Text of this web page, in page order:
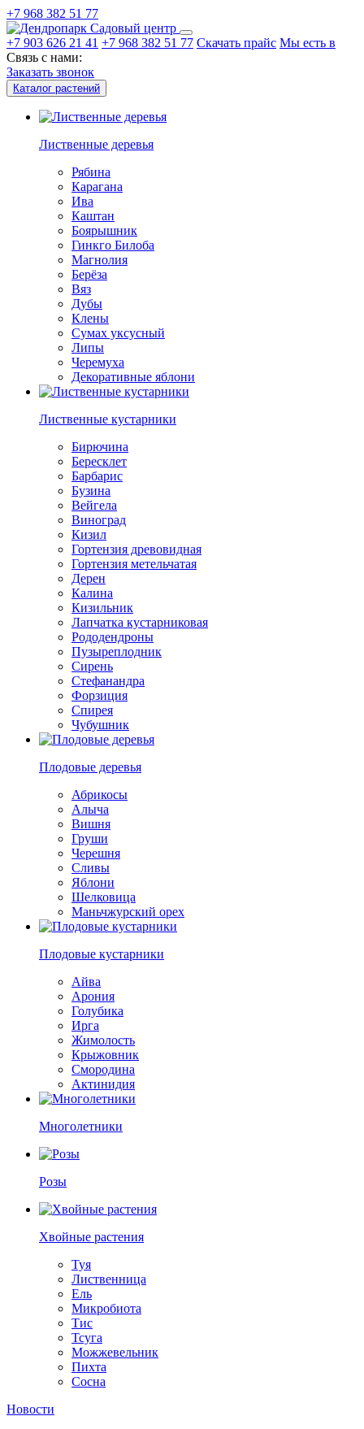
+7 968 382 51 77
Садовый центр
+7 903 626 21 41 +7 968 382 51 77 Скачать прайс Мы есть в
Связь с нами:
Заказать звонок
Каталог растений
Лиственные деревья
Рябина
Карагана
Ива
Каштан
Боярышник
Гинкго Билоба
Магнолия
Берёза
Вяз
Дубы
Клены
Сумах уксусный
Липы
Черемуха
Декоративные яблони
Лиственные кустарники
Бирючина
Бересклет
Барбарис
Бузина
Вейгела
Виноград
Кизил
Гортензия древовидная
Гортензия метельчатая
Дерен
Калина
Кизильник
Лапчатка кустарниковая
Рододендроны
Пузыреплодник
Сирень
Стефанандра
Форзиция
Спирея
Чубушник
Плодовые деревья
Абрикосы
Алыча
Вишня
Груши
Черешня
Сливы
Яблони
Шелковица
Маньчжурский орех
Плодовые кустарники
Айва
Арония
Голубика
Ирга
Жимолость
Крыжовник
Смородина
Актинидия
Многолетники
Розы
Хвойные растения
Туя
Лиственница
Ель
Микробиота
Тис
Тсуга
Можжевельник
Пихта
Сосна
Новости